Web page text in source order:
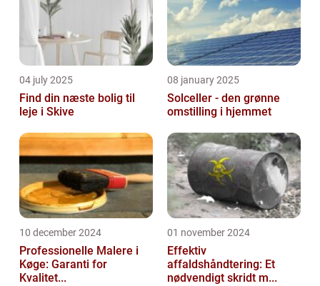
04 july 2025
Find din næste bolig til
leje i Skive
08 january 2025
Solceller - den grønne
omstilling i hjemmet
10 december 2024
Professionelle Malere i
Køge: Garanti for
Kvalitet...
01 november 2024
Effektiv
affaldshåndtering: Et
nødvendigt skridt m...